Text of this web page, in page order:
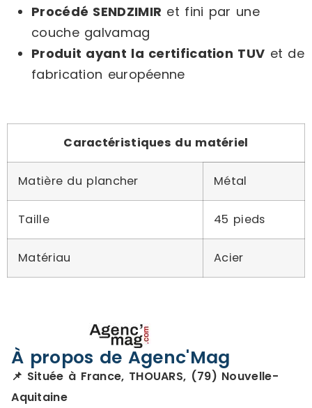
Procédé SENDZIMIR et fini par une
couche galvamag
Produit ayant la certification TUV et de
fabrication européenne
Caractéristiques du matériel
Matière du plancher Métal
Taille 45 pieds
Matériau Acier
À propos de Agenc'Mag
📌 Située à France, THOUARS, (79) Nouvelle-
Aquitaine